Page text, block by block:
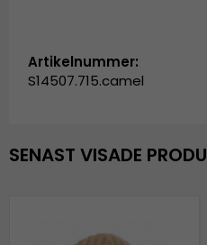
Artikelnummer:
S14507.715.camel
SENAST VISADE